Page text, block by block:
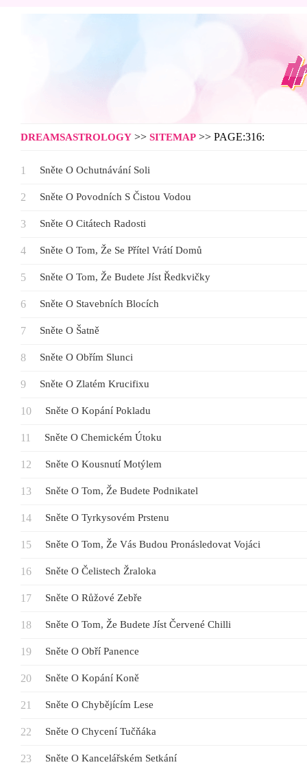
DREAMSASTROLOGY >> SITEMAP >> PAGE:316:
Sněte O Ochutnávání Soli
Sněte O Povodních S Čistou Vodou
Sněte O Citátech Radosti
Sněte O Tom, Že Se Přítel Vrátí Domů
Sněte O Tom, Že Budete Jíst Ředkvičky
Sněte O Stavebních Blocích
Sněte O Šatně
Sněte O Obřím Slunci
Sněte O Zlatém Krucifixu
Sněte O Kopání Pokladu
Sněte O Chemickém Útoku
Sněte O Kousnutí Motýlem
Sněte O Tom, Že Budete Podnikatel
Sněte O Tyrkysovém Prstenu
Sněte O Tom, Že Vás Budou Pronásledovat Vojáci
Sněte O Čelistech Žraloka
Sněte O Růžové Zebře
Sněte O Tom, Že Budete Jíst Červené Chilli
Sněte O Obří Panence
Sněte O Kopání Koně
Sněte O Chybějícím Lese
Sněte O Chycení Tučňáka
Sněte O Kancelářském Setkání